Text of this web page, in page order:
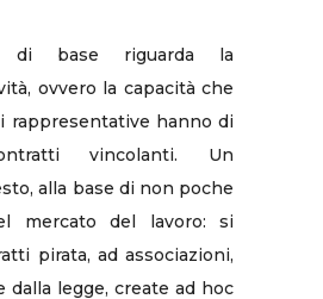
di base riguarda la
ovvero la capacità che
rappresentative hanno di
vincolanti. Un
alla base di non poche
mercato del lavoro: si
pirata, ad associazioni,
dalla legge, create ad hoc